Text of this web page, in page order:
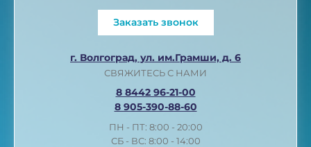
Заказать звонок
г. Волгоград, ул. им.Грамши, д. 6
СВЯЖИТЕСЬ С НАМИ
8 8442 96-21-00
8 905-390-88-60
ПН - ПТ: 8:00 - 20:00
СБ - ВС: 8:00 - 14:00